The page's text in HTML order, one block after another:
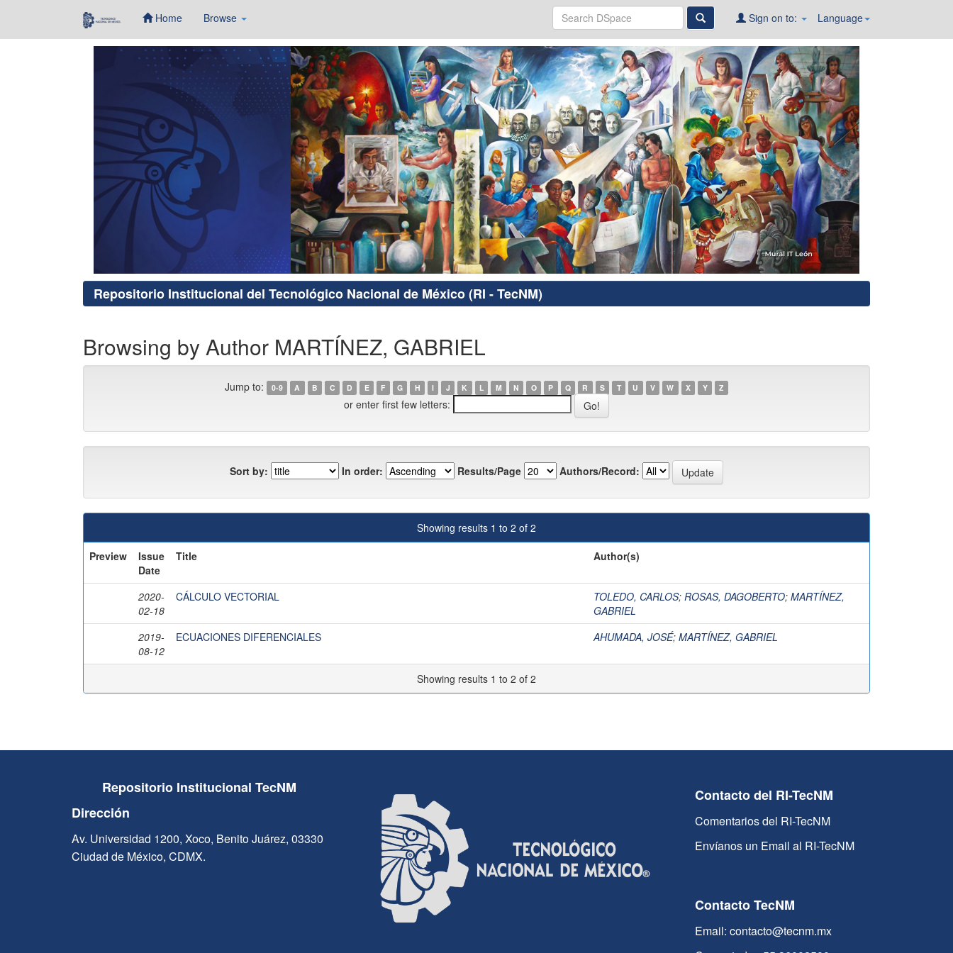
Home Browse Language
Sign on to:
Repositorio Institucional del Tecnológico Nacional de México (RI - TecNM)
Browsing by Author MARTÍNEZ, GABRIEL
Jump to: 0-9 A B C D E F G H I J K L M N O P Q R S T U V W X Y Z
or enter first few letters:
Sort by: In order: Results/Page Authors/Record:
Showing results 1 to 2 of 2
Preview
Issue
Date
Title Author(s)
2020-
02-18
CÁLCULO VECTORIAL TOLEDO, CARLOS; ROSAS, DAGOBERTO; MARTÍNEZ,
GABRIEL
2019-
08-12
ECUACIONES DIFERENCIALES AHUMADA, JOSÉ; MARTÍNEZ, GABRIEL
Showing results 1 to 2 of 2
Repositorio Institucional TecNM
Dirección
Av. Universidad 1200, Xoco, Benito Juárez, 03330
Ciudad de México, CDMX.
Contacto del RI-TecNM
Comentarios del RI-TecNM
Envíanos un Email al RI-TecNM
Contacto TecNM
Email: contacto@tecnm.mx